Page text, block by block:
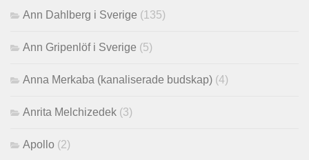
Ann Dahlberg i Sverige (135)
Ann Gripenlöf i Sverige (5)
Anna Merkaba (kanaliserade budskap) (4)
Anrita Melchizedek (3)
Apollo (2)